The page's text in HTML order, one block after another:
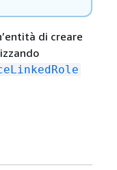
di creare